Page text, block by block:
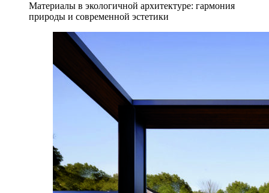
Материалы в экологичной архитектуре: гармония
природы и современной эстетики